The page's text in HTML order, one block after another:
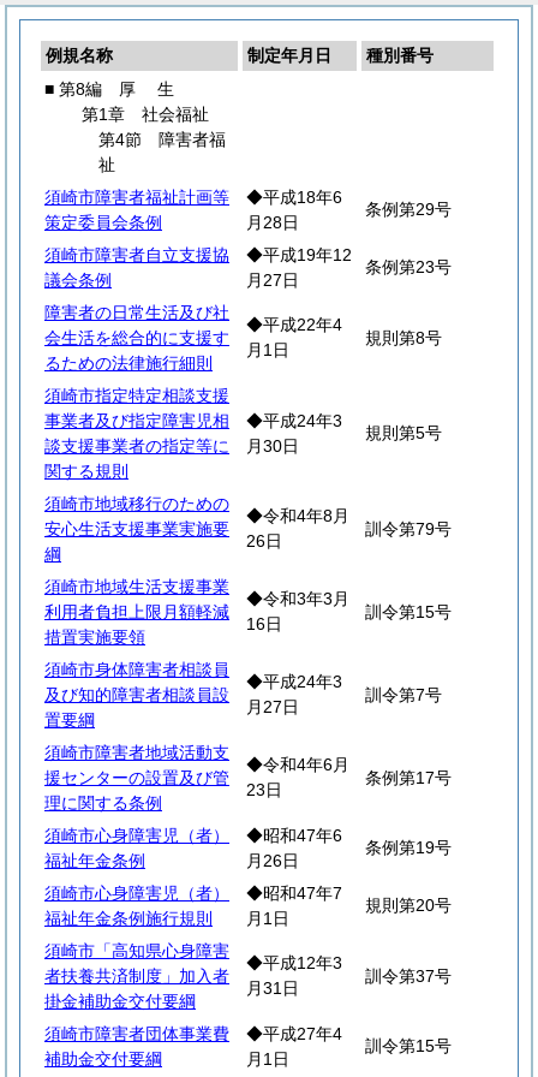
例規名称 制定年月日
種別番号
■ 第8編 厚 生
第1章 社会福祉
第4節 障害者福
祉
須崎市障害者福祉計画等
策定委員会条例
◆平成18年6
月28日
条例第29号
須崎市障害者自立支援協
議会条例
◆平成19年12
月27日
条例第23号
障害者の日常生活及び社
会生活を総合的に支援す
るための法律施行細則
◆平成22年4
月1日
規則第8号
須崎市指定特定相談支援
事業者及び指定障害児相
談支援事業者の指定等に
関する規則
◆平成24年3
月30日
規則第5号
須崎市地域移行のための
安心生活支援事業実施要
綱
◆令和4年8月
26日
訓令第79号
須崎市地域生活支援事業
利用者負担上限月額軽減
措置実施要領
◆令和3年3月
16日
訓令第15号
須崎市身体障害者相談員
及び知的障害者相談員設
置要綱
◆平成24年3
月27日
訓令第7号
須崎市障害者地域活動支
援センターの設置及び管
理に関する条例
◆令和4年6月
23日
条例第17号
須崎市心身障害児（者）
福祉年金条例
◆昭和47年6
月26日
条例第19号
須崎市心身障害児（者）
福祉年金条例施行規則
◆昭和47年7
月1日
規則第20号
須崎市「高知県心身障害
者扶養共済制度」加入者
掛金補助金交付要綱
◆平成12年3
月31日
訓令第37号
須崎市障害者団体事業費
補助金交付要綱
◆平成27年4
月1日
訓令第15号